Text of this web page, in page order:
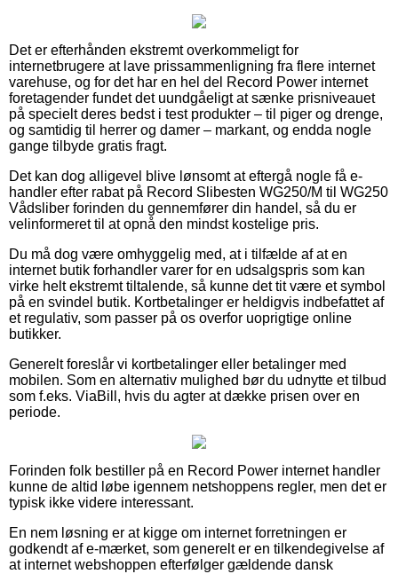
Det er efterhånden ekstremt overkommeligt for
internetbrugere at lave prissammenligning fra flere internet
varehuse, og for det har en hel del Record Power internet
foretagender fundet det uundgåeligt at sænke prisniveauet
på specielt deres bedst i test produkter – til piger og drenge,
og samtidig til herrer og damer – markant, og endda nogle
gange tilbyde gratis fragt.
Det kan dog alligevel blive lønsomt at eftergå nogle få e-
handler efter rabat på Record Slibesten WG250/M til WG250
Vådsliber forinden du gennemfører din handel, så du er
velinformeret til at opnå den mindst kostelige pris.
Du må dog være omhyggelig med, at i tilfælde af at en
internet butik forhandler varer for en udsalgspris som kan
virke helt ekstremt tiltalende, så kunne det tit være et symbol
på en svindel butik. Kortbetalinger er heldigvis indbefattet af
et regulativ, som passer på os overfor uoprigtige online
butikker.
Generelt foreslår vi kortbetalinger eller betalinger med
mobilen. Som en alternativ mulighed bør du udnytte et tilbud
som f.eks. ViaBill, hvis du agter at dække prisen over en
periode.
Forinden folk bestiller på en Record Power internet handler
kunne de altid løbe igennem netshoppens regler, men det er
typisk ikke videre interessant.
En nem løsning er at kigge om internet forretningen er
godkendt af e-mærket, som generelt er en tilkendegivelse af
at internet webshoppen efterfølger gældende dansk